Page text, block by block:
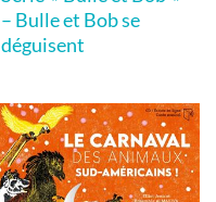
– Bulle et Bob se
déguisent